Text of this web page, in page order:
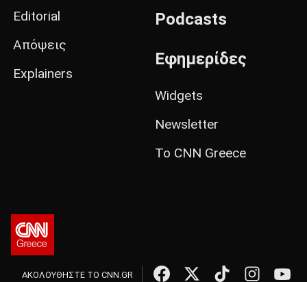
Editorial
Απόψεις
Explainers
Podcasts
Εφημερίδες
Widgets
Newsletter
Το CNN Greece
ΑΚΟΛΟΥΘΗΣΤΕ ΤΟ CNN.GR